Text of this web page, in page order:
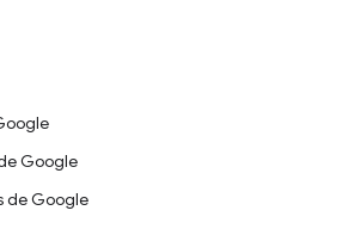
Google
de Google